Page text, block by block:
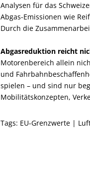
Analysen für das
Abgas-Emissionen wie
Durch die
Abgasreduktion reicht
Motorenbereich allein
und
spielen – und sind nur
Mobilitätskonzepten,
Tags: EU-Grenzwerte |